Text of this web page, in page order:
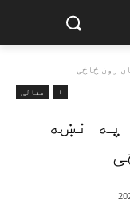
رون ځاځی
+ مقالې
نښه